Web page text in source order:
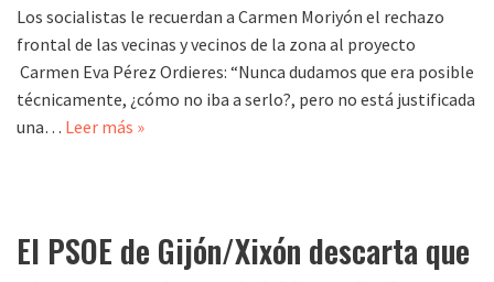
Los socialistas le recuerdan a Carmen Moriyón el rechazo
frontal de las vecinas y vecinos de la zona al proyecto
Carmen Eva Pérez Ordieres: “Nunca dudamos que era posible
técnicamente, ¿cómo no iba a serlo?, pero no está justificada
una… Leer más »
El PSOE de Gijón/Xixón descarta que